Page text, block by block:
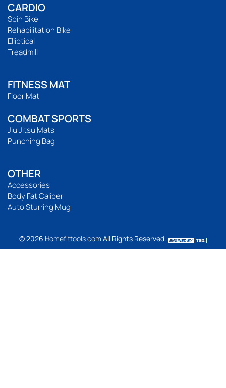
CARDIO
Spin Bike
Rehabilitation Bike
Elliptical
Treadmill
FITNESS MAT
Floor Mat
COMBAT SPORTS
Jiu Jitsu Mats
Punching Bag
OTHER
Accessories
Body Fat Caliper
Auto Sturring Mug
© 2026 Homefittools.com All Rights Reserved.